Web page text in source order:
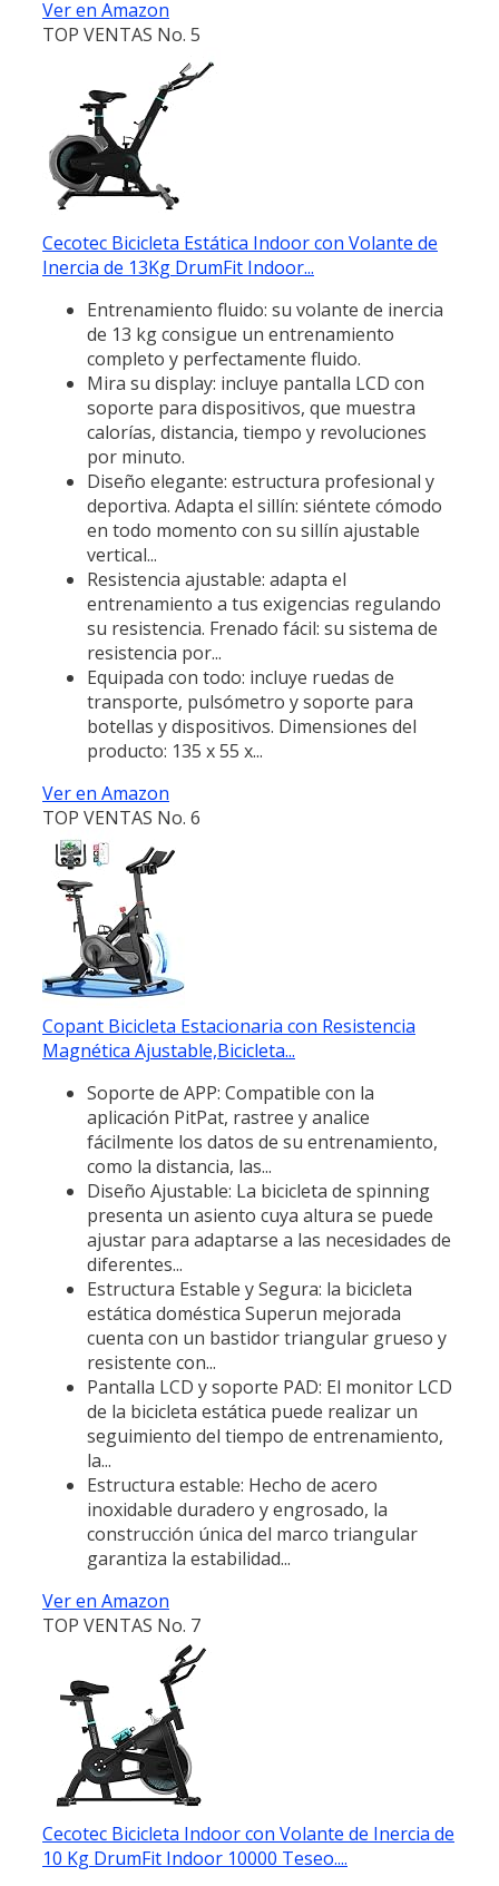
Ver en Amazon
TOP VENTAS No. 5
Cecotec Bicicleta Estática Indoor con Volante de
Inercia de 13Kg DrumFit Indoor...
Entrenamiento fluido: su volante de inercia
de 13 kg consigue un entrenamiento
completo y perfectamente fluido.
Mira su display: incluye pantalla LCD con
soporte para dispositivos, que muestra
calorías, distancia, tiempo y revoluciones
por minuto.
Diseño elegante: estructura profesional y
deportiva. Adapta el sillín: siéntete cómodo
en todo momento con su sillín ajustable
vertical...
Resistencia ajustable: adapta el
entrenamiento a tus exigencias regulando
su resistencia. Frenado fácil: su sistema de
resistencia por...
Equipada con todo: incluye ruedas de
transporte, pulsómetro y soporte para
botellas y dispositivos. Dimensiones del
producto: 135 x 55 x...
Ver en Amazon
TOP VENTAS No. 6
Copant Bicicleta Estacionaria con Resistencia
Magnética Ajustable,Bicicleta...
Soporte de APP: Compatible con la
aplicación PitPat, rastree y analice
fácilmente los datos de su entrenamiento,
como la distancia, las...
Diseño Ajustable: La bicicleta de spinning
presenta un asiento cuya altura se puede
ajustar para adaptarse a las necesidades de
diferentes...
Estructura Estable y Segura: la bicicleta
estática doméstica Superun mejorada
cuenta con un bastidor triangular grueso y
resistente con...
Pantalla LCD y soporte PAD: El monitor LCD
de la bicicleta estática puede realizar un
seguimiento del tiempo de entrenamiento,
la...
Estructura estable: Hecho de acero
inoxidable duradero y engrosado, la
construcción única del marco triangular
garantiza la estabilidad...
Ver en Amazon
TOP VENTAS No. 7
Cecotec Bicicleta Indoor con Volante de Inercia de
10 Kg DrumFit Indoor 10000 Teseo....